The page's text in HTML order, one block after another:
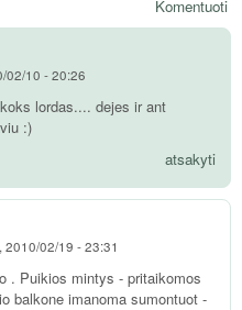
Komentuoti
02/10 - 20:26
lordas.... dejes ir ant
:)
atsakyti
2010/02/19 - 23:31
. Puikios mintys - pritaikomos
balkone imanoma sumontuot -